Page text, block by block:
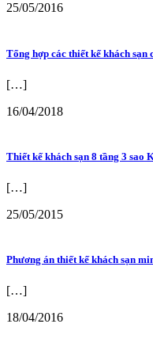
25/05/2016
Tổng hợp các thiết kế khách
[…]
16/04/2018
Thiết kế khách sạn 8 tầng 3 sao
[…]
25/05/2015
Phương án thiết kế khách sạn
[…]
18/04/2016